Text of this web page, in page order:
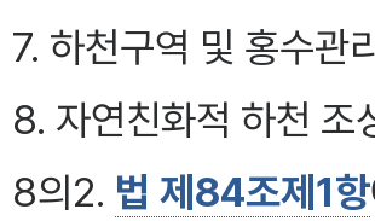
7. 하천구역 및 홍수관
8. 자연친화적 하천 조
8의2. 법 제84조제1항